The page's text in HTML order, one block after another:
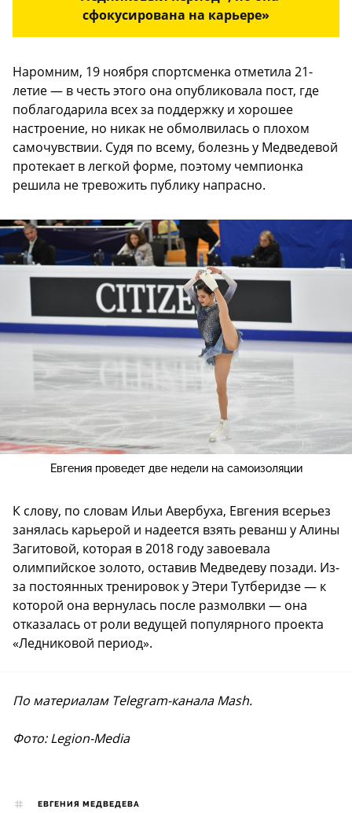
сфокусирована на карьере»
Наромним, 19 ноября спортсменка отметила 21-
летие — в честь этого она опубликовала пост, где
поблагодарила всех за поддержку и хорошее
настроение, но никак не обмолвилась о плохом
самочувствии. Судя по всему, болезнь у Медведевой
протекает в легкой форме, поэтому чемпионка
решила не тревожить публику напрасно.
Евгения проведет две недели на самоизоляции
К слову, по словам Ильи Авербуха, Евгения всерьез
занялась карьерой и надеется взять реванш у Алины
Загитовой, которая в 2018 году завоевала
олимпийское золото, оставив Медведеву позади. Из-
за постоянных тренировок у Этери Тутберидзе — к
которой она вернулась после размолвки — она
отказалась от роли ведущей популярного проекта
«Ледниковой период».
По материалам Telegram-канала Mash.
Фото: Legion-Media
ЕВГЕНИЯ МЕДВЕДЕВА